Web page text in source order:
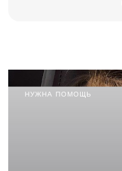
НУЖНА ПОМОЩЬ